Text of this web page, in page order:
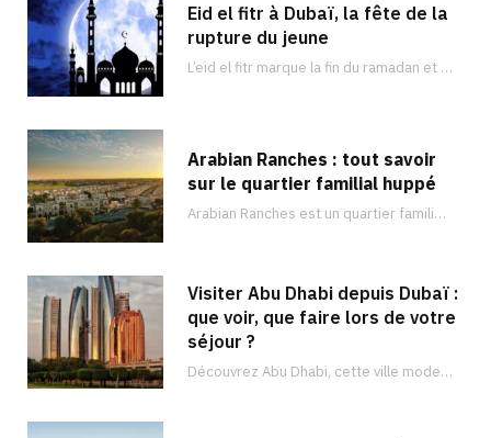
Eid el fitr à Dubaï, la fête de la
rupture du jeune
L’eid el fitr marque la fin du ramadan et est célébré dans de nombreux pays du monde entier comme à Dubaï. Découvrez les activités que vous pouvez faire !
Arabian Ranches : tout savoir
sur le quartier familial huppé
Arabian Ranches est un quartier familial sécurisé situé dans la banlieue de Dubaï et qui…
Visiter Abu Dhabi depuis Dubaï :
que voir, que faire lors de votre
séjour ?
Découvrez Abu Dhabi, cette ville moderne et luxueuse remplie de vastes trésors. Il y en a pour tous les goûts !